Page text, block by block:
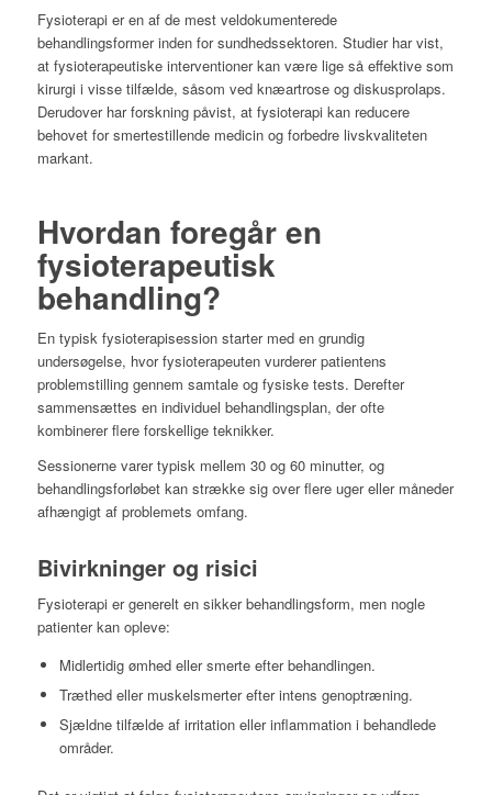
Fysioterapi er en af de mest veldokumenterede
behandlingsformer inden for sundhedssektoren. Studier har vist,
at fysioterapeutiske interventioner kan være lige så effektive som
kirurgi i visse tilfælde, såsom ved knæartrose og diskusprolaps.
Derudover har forskning påvist, at fysioterapi kan reducere
behovet for smertestillende medicin og forbedre livskvaliteten
markant.
Hvordan foregår en
fysioterapeutisk
behandling?
En typisk fysioterapisession starter med en grundig
undersøgelse, hvor fysioterapeuten vurderer patientens
problemstilling gennem samtale og fysiske tests. Derefter
sammensættes en individuel behandlingsplan, der ofte
kombinerer flere forskellige teknikker.
Sessionerne varer typisk mellem 30 og 60 minutter, og
behandlingsforløbet kan strække sig over flere uger eller måneder
afhængigt af problemets omfang.
Bivirkninger og risici
Fysioterapi er generelt en sikker behandlingsform, men nogle
patienter kan opleve:
Midlertidig ømhed eller smerte efter behandlingen.
Træthed eller muskelsmerter efter intens genoptræning.
Sjældne tilfælde af irritation eller inflammation i behandlede
områder.